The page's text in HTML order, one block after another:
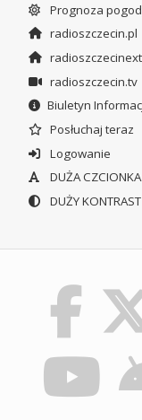
Prognoza
radioszczecin.pl
radioszczecin.tv
Biuletyn
Posłuchaj teraz
Logowanie
DUŻA CZCIONKA
DUŻY KONTRAST